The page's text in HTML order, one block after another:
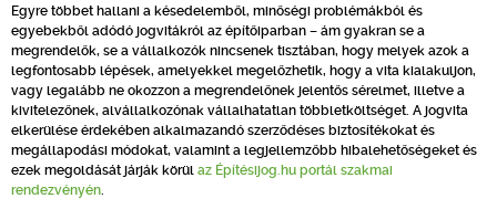
Egyre többet hallani a késedelemből, minőségi problémákból és
egyebekből adódó jogvitákról az építőiparban – ám gyakran se a
megrendelők, se a vállalkozók nincsenek tisztában, hogy melyek azok a
legfontosabb lépések, amelyekkel megelőzhetik, hogy a vita kialakuljon,
vagy legalább ne okozzon a megrendelőnek jelentős sérelmet, illetve a
kivitelezőnek, alvállalkozónak vállalhatatlan többletköltséget. A jogvita
elkerülése érdekében alkalmazandó szerződéses biztosítékokat és
megállapodási módokat, valamint a legjellemzőbb hibalehetőségeket és
ezek megoldását járják körül az Építésijog.hu portál szakmai
rendezvényén.